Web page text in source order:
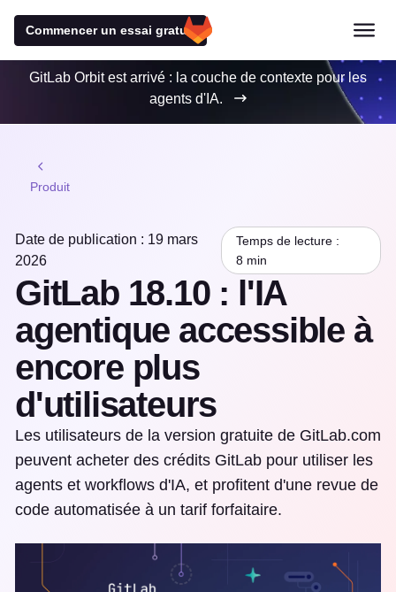
Commencer un essai gratuit
GitLab Orbit est arrivé : la couche de contexte pour les
agents d'IA.
Produit
Date de publication : 19 mars
2026
Temps de lecture :
8 min
GitLab 18.10 : l'IA
agentique accessible à
encore plus
d'utilisateurs
Les utilisateurs de la version gratuite de GitLab.com
peuvent acheter des crédits GitLab pour utiliser les
agents et workflows d'IA, et profitent d'une revue de
code automatisée à un tarif forfaitaire.